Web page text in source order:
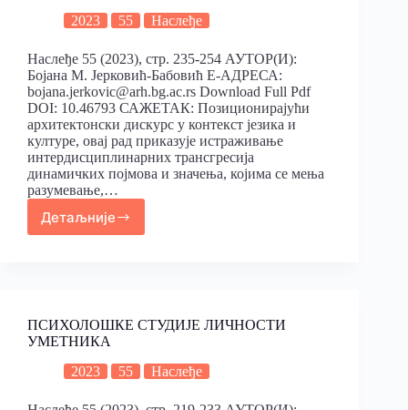
2023
55 Наслеђе
Наслеђе 55 (2023), стр. 235-254 АУТОР(И):
Бојана М. Јерковић-Бабовић Е-АДРЕСА:
bojana.jerkovic@arh.bg.ac.rs Download Full Pdf
DOI: 10.46793 САЖЕТАК: Позиционирајући
архитектонски дискурс у контекст језика и
културе, овај рад приказује истраживање
интердисциплинарних трансгресија
динамичких појмова и значења, којима се мења
разумевање,…
Детаљније
ПСИХОЛОШКЕ СТУДИЈЕ ЛИЧНОСТИ
УМЕТНИКА
2023
55 Наслеђе